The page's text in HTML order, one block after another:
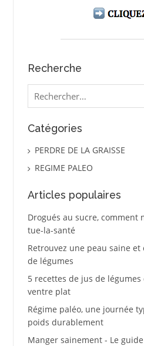
Recherche
Rechercher :
Catégories
PERDRE DE LA GRAISSE
REGIME PALEO
Articles populaires
Drogués au sucre, comment
tue-la-santé
Retrouvez une peau saine
de légumes
5 recettes de jus de
ventre plat
Régime paléo, une journée
poids durablement
Manger sainement - Le